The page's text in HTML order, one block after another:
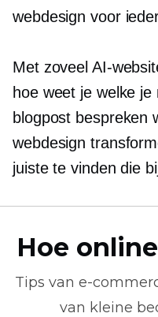
webdesign voor
Met zoveel AI-
hoe weet je welke
blogpost bespreken
webdesign
juiste te vinden die
Hoe
Tips van e-
van kleine